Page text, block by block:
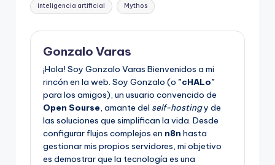
inteligencia artificial Mythos
Gonzalo Varas
¡Hola! Soy Gonzalo Varas Bienvenidos a mi
rincón en la web. Soy Gonzalo (o "cHALo"
para los amigos), un usuario convencido de
Open Sourse, amante del self-hostingy de
las soluciones que simplifican la vida. Desde
configurar flujos complejos en n8n hasta
gestionar mis propios servidores, mi objetivo
es demostrar que la tecnología es una